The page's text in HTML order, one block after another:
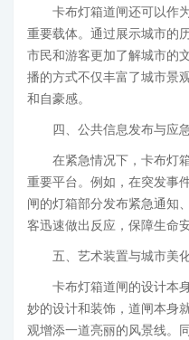
卡布灯箱道闸还可以作为
重要载体。通过展示城市的
市民和游客更加了解城市的
播的方式不仅丰富了城市景
和自豪感。
四、公共信息发布与应
在紧急情况下，卡布灯箱
重要平台。例如，在突发事
闸的灯箱部分发布紧急通知
客迅速做出反应，保障生命安
五、艺术装置与城市美
卡布灯箱道闸的设计本身
妙的设计和装饰，道闸本身
观增添一道亮丽的风景线。